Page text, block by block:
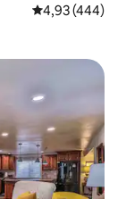
4,93 de uma
4,93 (444)